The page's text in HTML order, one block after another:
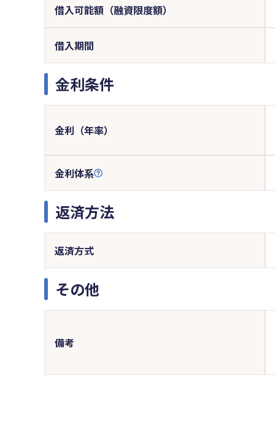
借入可能額（融資限度額）
借入期間
金利条件
金利（年率）
金利体系
返済方法
返済方式
その他
備考